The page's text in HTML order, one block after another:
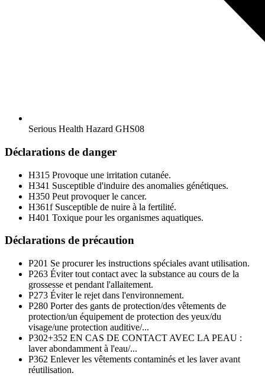
Serious Health Hazard GHS08
Déclarations de danger
H315 Provoque une irritation cutanée.
H341 Susceptible d'induire des anomalies génétiques.
H350 Peut provoquer le cancer.
H361f Susceptible de nuire à la fertilité.
H401 Toxique pour les organismes aquatiques.
Déclarations de précaution
P201 Se procurer les instructions spéciales avant utilisation.
P263 Éviter tout contact avec la substance au cours de la
grossesse et pendant l'allaitement.
P273 Éviter le rejet dans l'environnement.
P280 Porter des gants de protection/des vêtements de
protection/un équipement de protection des yeux/du
visage/une protection auditive/...
P302+352 EN CAS DE CONTACT AVEC LA PEAU :
laver abondamment à l'eau/...
P362 Enlever les vêtements contaminés et les laver avant
réutilisation.